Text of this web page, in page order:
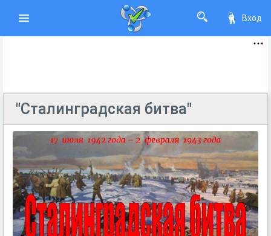
Вход
"Сталинградская битва"